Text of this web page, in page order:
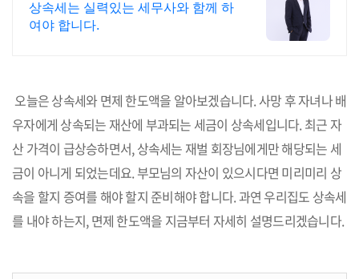
상속세는 실력있는 세무사와 함께 하
여야 합니다.
오늘은 상속세와 면제 한도액을 알아보겠습니다. 사망 후 자녀나 배
우자에게 상속되는 재산에 부과되는 세금이 상속세입니다. 최근 자
산 가격이 급상승하면서, 상속세는 재벌 회장님에게만 해당되는 세
금이 아니게 되었는데요. 부모님의 자산이 있으시다면 미리미리 상
속을 할지 증여를 해야 할지 준비해야 합니다.과연 우리집도 상속세
를 내야 하는지, 면제 한도액을 지금부터 자세히 설명드리겠습니다.